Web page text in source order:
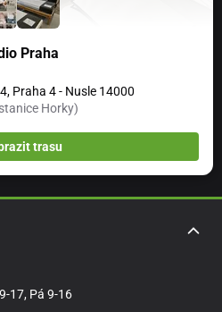
a žehlení není
nežehlivou úpravu, ale při
a vhodném sušení se žehlit
nemusí zcela odpovídat
Praha
Praha 4 - Nusle 14000
Horky)
trasu
17, Pá 9-16